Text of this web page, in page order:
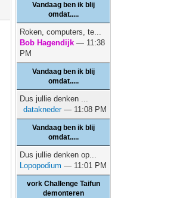
Vandaag ben ik blij
omdat.....
Roken, computers, te...
Bob Hagendijk — 11:38
PM
Vandaag ben ik blij
omdat.....
Dus jullie denken ...
datakneder— 11:08 PM
Vandaag ben ik blij
omdat.....
Dus jullie denken op...
Lopopodium — 11:01 PM
vork Challenge Taifun
demonteren